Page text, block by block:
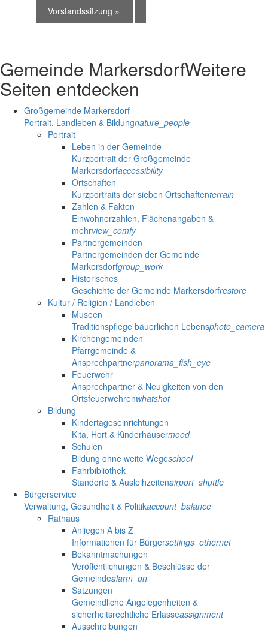
Vorstandssitzung »
Gemeinde MarkersdorfWeitere
Seiten entdecken
Großgemeinde Markersdorf
Portrait, Landleben & Bildungnature_people
Portrait
Leben in der Gemeinde
Kurzportrait der Großgemeinde
Markersdorfaccessibility
Ortschaften
Kurzportraits der sieben Ortschaftenterrain
Zahlen & Fakten
Einwohnerzahlen, Flächenangaben &
mehrview_comfy
Partnergemeinden
Partnergemeinden der Gemeinde
Markersdorfgroup_work
Historisches
Geschichte der Gemeinde Markersdorfrestore
Kultur / Religion / Landleben
Museen
Traditionspflege bäuerlichen Lebensphoto_camera
Kirchengemeinden
Pfarrgemeinde &
Ansprechpartnerpanorama_fish_eye
Feuerwehr
Ansprechpartner & Neuigkeiten von den
Ortsfeuerwehrenwhatshot
Bildung
Kindertageseinrichtungen
Kita, Hort & Kinderhäusermood
Schulen
Bildung ohne weite Wegeschool
Fahrbibliothek
Standorte & Ausleihzeitenairport_shuttle
Bürgerservice
Verwaltung, Gesundheit & Politikaccount_balance
Rathaus
Anliegen A bis Z
Informationen für Bürgersettings_ethernet
Bekanntmachungen
Veröffentlichungen & Beschlüsse der
Gemeindealarm_on
Satzungen
Gemeindliche Angelegenheiten &
sicherheitsrechtliche Erlasseassignment
Ausschreibungen